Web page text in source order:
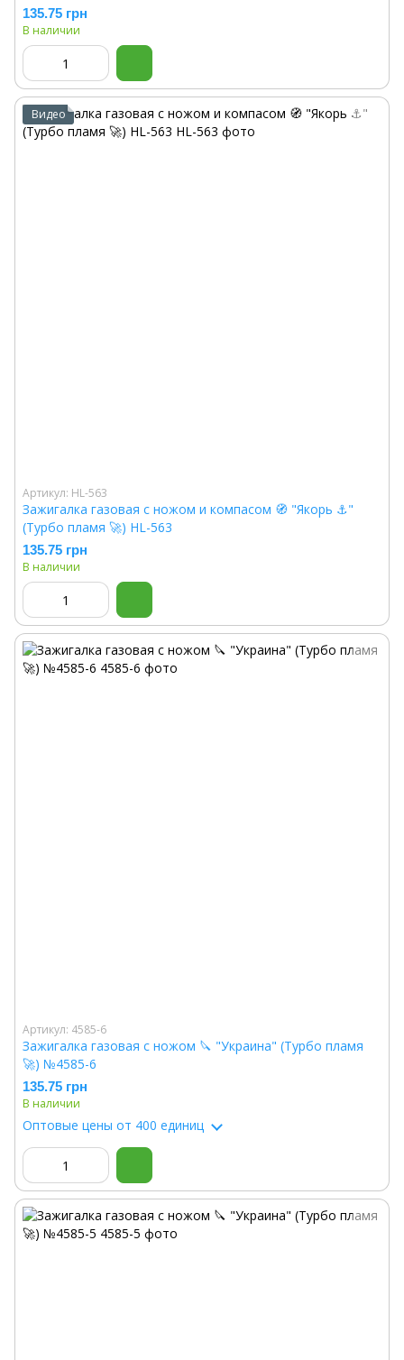
135.75 грн
В наличии
Видео
Артикул: HL-563
Зажигалка газовая с ножом и компасом 🧭 "Якорь ⚓️"
(Турбо пламя 🚀) HL-563
135.75 грн
В наличии
Артикул: 4585-6
Зажигалка газовая с ножом 🔪 "Украина" (Турбо пламя
🚀) №4585-6
135.75 грн
В наличии
Оптовые цены от 400 единиц